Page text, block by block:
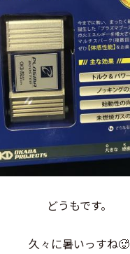
どうもです。
久々に暑いっすね🥵